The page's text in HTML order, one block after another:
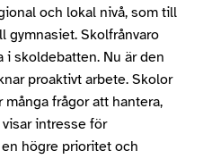
och lokal nivå, som till
gymnasiet. Skolfrånvaro
i skoldebatten. Nu är den
proaktivt arbete. Skolor
frågor att hantera,
intresse för
högre prioritet och